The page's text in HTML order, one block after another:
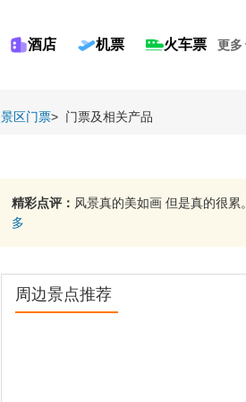
酒店 机票 火车票 更多
景区门票> 门票及相关产品
精彩点评： 风景真的美如画 但是真的很
多
周边景点推荐